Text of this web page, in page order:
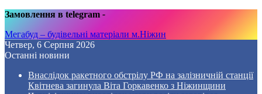
Замовлення в telegram -
Мегабуд – будівельні матеріали м.Ніжин
Четвер, 6 Серпня 2026
Останні новини
Внаслідок ракетного обстрілу РФ на залізничній станції
Квітнева загинула Віта Горкавенко з Ніжинщини